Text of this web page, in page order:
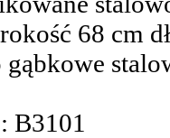
68 cm
B3101